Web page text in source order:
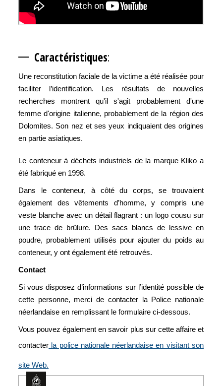
Caractéristiques:
Une reconstitution faciale de la victime a été réalisée pour
faciliter l’identification. Les résultats de nouvelles
recherches montrent qu'il s'agit probablement d'une
femme d'origine italienne, probablement de la région des
Dolomites. Son nez et ses yeux indiquaient des origines
en partie asiatiques.
Le conteneur à déchets industriels de la marque Kliko a
été fabriqué en 1998.
Dans le conteneur, à côté du corps, se trouvaient
également des vêtements d’homme, y compris une
veste blanche avec un détail flagrant : un logo cousu sur
une trace de brûlure. Des sacs blancs de lessive en
poudre, probablement utilisés pour ajouter du poids au
conteneur, y ont également été retrouvés.
Contact
Si vous disposez d’informations sur l’identité possible de
cette personne, merci de contacter la Police nationale
néerlandaise en remplissant le formulaire ci-dessous.
Vous pouvez également en savoir plus sur cette affaire et
contacter la police nationale néerlandaise en visitant son
site Web.